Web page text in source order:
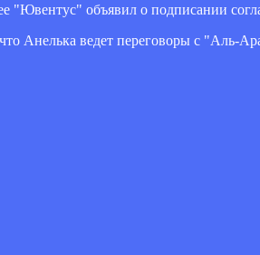
"Ювентус" объявил о подписании
Анелька ведет переговоры с "Аль-